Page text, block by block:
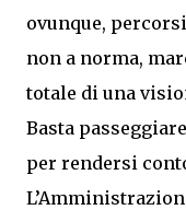
ovunque,
non a norma,
totale di una
Basta
per rendersi